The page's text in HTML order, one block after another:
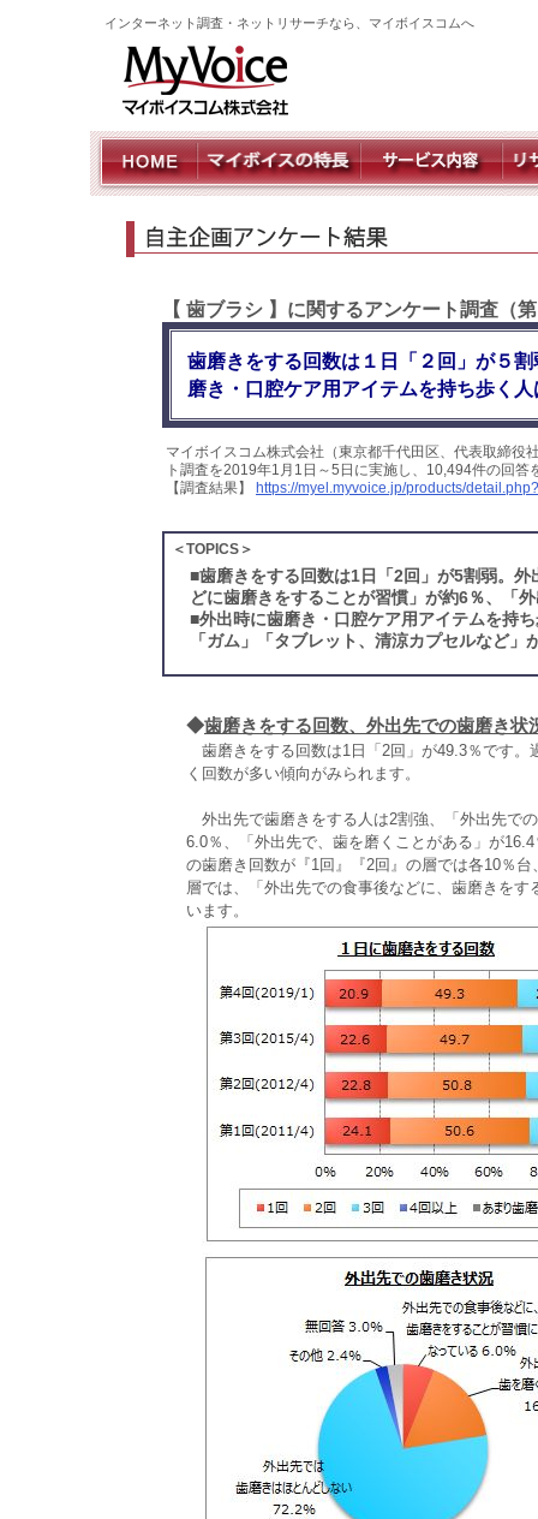
インターネット調査・ネットリサーチなら、マイボイスコムへ
【 歯ブラシ 】に関するアンケート調査（
歯磨きをする回数は１日「２回」が５
磨き・口腔ケア用アイテムを持ち歩く人
マイボイスコム株式会社（東京都千代田区、代表取締役
ト調査を2019年1月1日～5日に実施し、10,494件の回
【調査結果】
https://myel.myvoice.jp/products/
＜TOPICS＞
■歯磨きをする回数は1日「2回」が5割弱。
どに歯磨きをすることが習慣」が約6％、「
■外出時に歯磨き・口腔ケア用アイテムを持
「ガム」「タブレット、清涼カプセルなど」
◆歯磨きをする回数、外出先での歯磨き状
歯磨きをする回数は1日「2回」が49.3％です。
く回数が多い傾向がみられます。
外出先で歯磨きをする人は2割強、「外出先で
6.0％、「外出先で、歯を磨くことがある」が
の歯磨き回数が『1回』『2回』の層では各10％
層では、「外出先での食事後などに、歯磨きを
います。